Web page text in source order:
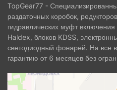
TopGear77 -
раздаточных коробок,
гидравлических муфт
Haldex, блоков KDSS,
светодиодный фонарей. На все
гарантию от 6 месяцев без